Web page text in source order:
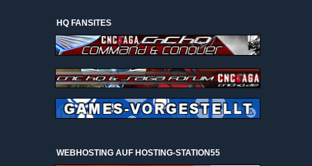
HQ FANSITES
WEBHOSTING AUF HOSTING-STATION55